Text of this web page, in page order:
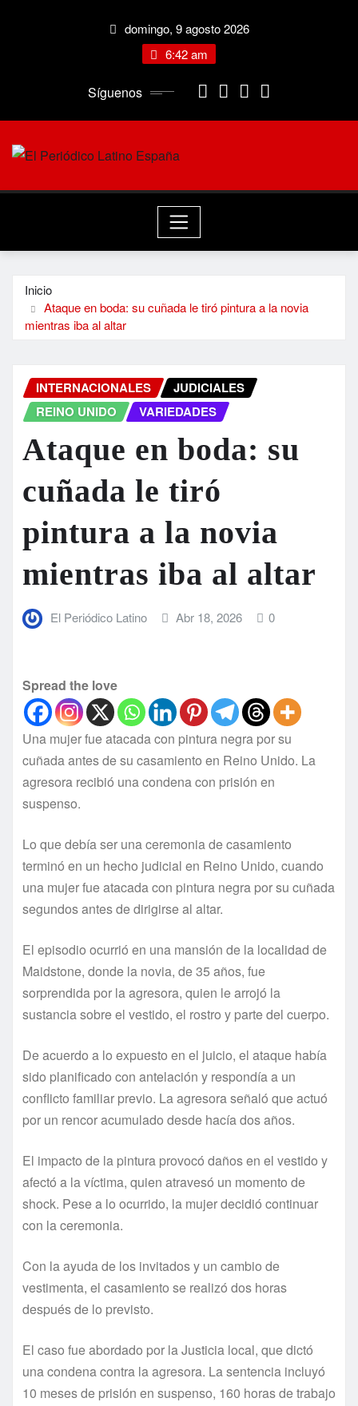
domingo, 9 agosto 2026
6:42 am
Síguenos
Inicio
Ataque en boda: su cuñada le tiró pintura a la novia
mientras iba al altar
INTERNACIONALES
JUDICIALES
REINO UNIDO
VARIEDADES
Ataque en boda: su
cuñada le tiró
pintura a la novia
mientras iba al altar
El Periódico Latino Abr 18, 2026 0
Spread the love
Una mujer fue atacada con pintura negra por su
cuñada antes de su casamiento en Reino Unido. La
agresora recibió una condena con prisión en
suspenso.
Lo que debía ser una ceremonia de casamiento
terminó en un hecho judicial en Reino Unido, cuando
una mujer fue atacada con pintura negra por su cuñada
segundos antes de dirigirse al altar.
El episodio ocurrió en una mansión de la localidad de
Maidstone, donde la novia, de 35 años, fue
sorprendida por la agresora, quien le arrojó la
sustancia sobre el vestido, el rostro y parte del cuerpo.
De acuerdo a lo expuesto en el juicio, el ataque había
sido planificado con antelación y respondía a un
conflicto familiar previo. La agresora señaló que actuó
por un rencor acumulado desde hacía dos años.
El impacto de la pintura provocó daños en el vestido y
afectó a la víctima, quien atravesó un momento de
shock. Pese a lo ocurrido, la mujer decidió continuar
con la ceremonia.
Con la ayuda de los invitados y un cambio de
vestimenta, el casamiento se realizó dos horas
después de lo previsto.
El caso fue abordado por la Justicia local, que dictó
una condena contra la agresora. La sentencia incluyó
10 meses de prisión en suspenso, 160 horas de trabajo